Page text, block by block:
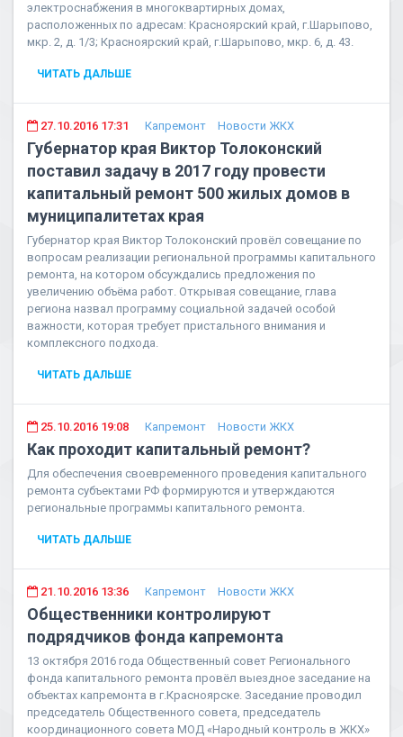
электроснабжения в многоквартирных домах,
расположенных по адресам: Красноярский край, г.Шарыпово,
мкр. 2, д. 1/3; Красноярский край, г.Шарыпово, мкр. 6, д. 43.
ЧИТАТЬ ДАЛЬШЕ
27.10.2016 17:31 Капремонт Новости ЖКХ
Губернатор края Виктор Толоконский
поставил задачу в 2017 году провести
капитальный ремонт 500 жилых домов в
муниципалитетах края
Губернатор края Виктор Толоконский провёл совещание по
вопросам реализации региональной программы капитального
ремонта, на котором обсуждались предложения по
увеличению объёма работ. Открывая совещание, глава
региона назвал программу социальной задачей особой
важности, которая требует пристального внимания и
комплексного подхода.
ЧИТАТЬ ДАЛЬШЕ
25.10.2016 19:08 Капремонт Новости ЖКХ
Как проходит капитальный ремонт?
Для обеспечения своевременного проведения капитального
ремонта субъектами РФ формируются и утверждаются
региональные программы капитального ремонта.
ЧИТАТЬ ДАЛЬШЕ
21.10.2016 13:36 Капремонт Новости ЖКХ
Общественники контролируют
подрядчиков фонда капремонта
13 октября 2016 года Общественный совет Регионального
фонда капитального ремонта провёл выездное заседание на
объектах капремонта в г.Красноярске. Заседание проводил
председатель Общественного совета, председатель
координационного совета МОД «Народный контроль в ЖКХ»